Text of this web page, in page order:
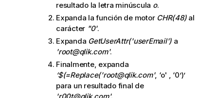
resultado la letra minúscula o.
Expanda la función de motor CHR(48)al
carácter "0'.
Expanda GetUserAttr('userEmail') a
'root@qlik.com'.
Finalmente, expanda
‘$(=Replace('root@qlik.com', ‘o' , ‘0’)’
para un resultado final de